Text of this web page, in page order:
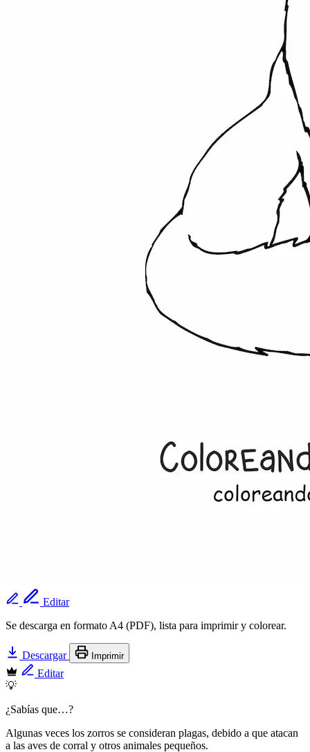
Editar
Se descarga en formato A4 (PDF), lista para imprimir y colorear.
Descargar Imprimir
Editar
💡
¿Sabías que…?
Algunas veces los zorros se consideran plagas, debido a que atacan
a las aves de corral y otros animales pequeños.